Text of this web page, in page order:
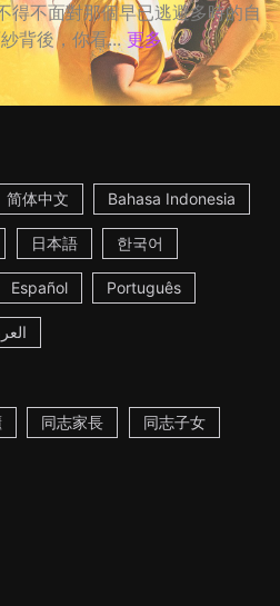
得不面對那個早已逃避多時的自
背後，你看... 更多
简体中文 Bahasa Indonesia
日本語 한국어
Español Português
同志家長 同志子女